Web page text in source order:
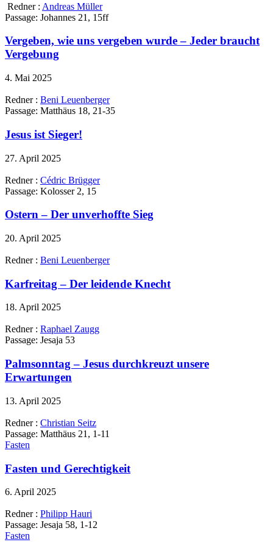
Redner : Andreas Müller
Passage: Johannes 21, 15ff
Vergeben, wie uns vergeben wurde – Jeder braucht
Vergebung
4. Mai 2025
Redner : Beni Leuenberger
Passage: Matthäus 18, 21-35
Jesus ist Sieger!
27. April 2025
Redner : Cédric Brügger
Passage: Kolosser 2, 15
Ostern – Der unverhoffte Sieg
20. April 2025
Redner : Beni Leuenberger
Karfreitag – Der leidende Knecht
18. April 2025
Redner : Raphael Zaugg
Passage: Jesaja 53
Palmsonntag – Jesus durchkreuzt unsere
Erwartungen
13. April 2025
Redner : Christian Seitz
Passage: Matthäus 21, 1-11
Fasten
Fasten und Gerechtigkeit
6. April 2025
Redner : Philipp Hauri
Passage: Jesaja 58, 1-12
Fasten